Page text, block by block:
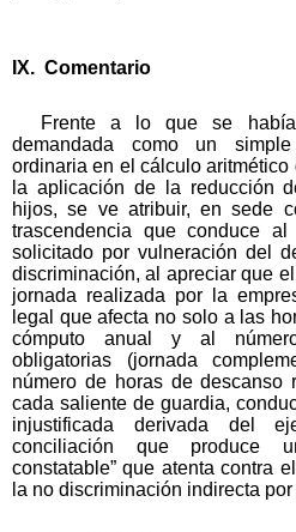
IX. Comentario
Frente a lo que se
demandada como un
ordinaria en el cálculo
la aplicación de la reducción
hijos, se ve atribuir, en sede
trascendencia que conduce
solicitado por vulneración del
discriminación, al apreciar que
jornada realizada por la
legal que afecta no solo a las
cómputo anual y al
obligatorias (jornada
número de horas de descanso
cada saliente de guardia,
injustificada derivada del
conciliación que produce
constatable” que atenta contra
la no discriminación indirecta